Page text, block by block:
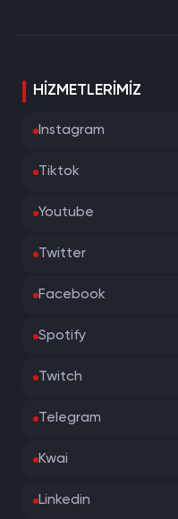
HIZMETLERIMIZ
Instagram
Tiktok
Youtube
Twitter
Facebook
Spotify
Twitch
Telegram
Kwai
Linkedin